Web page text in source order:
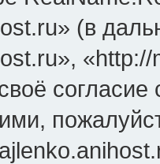
(в